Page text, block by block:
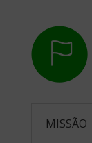
MISSÃO
Negócios?